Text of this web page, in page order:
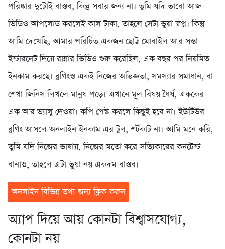
পরিষ্কার দুটোই বাস্তব, কিন্তু সবার জন্য না। তুমি যদি ভাবো আজ
ভিডিও আপলোড করলেই কাল টাকা, তাহলে সেটা ভুয়া স্বপ্ন। কিন্তু
আমি দেখেছি, আমার পরিচিত একজন ছোট্ট মোবাইল আর সস্তা
ইন্টারনেট দিয়ে রান্নার ভিডিও শুরু করেছিল, এক বছর পর নিয়মিত
ইনকাম করছে। ব্লগিংও একই নিজের অভিজ্ঞতা, সমস্যার সমাধান, বা
শেখা জিনিস লিখলে মানুষ পড়ে। এখানে মূল বিষয় ধৈর্য, এককের
এক আর ভ্যালু দেওয়া। কপি পেস্ট করলে কিছুই হবে না। ইউটিউব
ব্লগিং আসলে অনলাইন ইনকাম এর টুল, শর্টকাট না। আমি মনে করি,
তুমি যদি নিজের ভাষায়, নিজের মতো করে সত্যিকারের কনটেন্ট
বানাও, তাহলে এটা ভুয়া নয় একদম বাস্তব।
অনলাইন বিভিন্ন তথ্য জন্য ক্লিক করুন
অ্যাপ দিয়ে আয় কোনটা বিশ্বাসযোগ্য,
কোনটা নয়